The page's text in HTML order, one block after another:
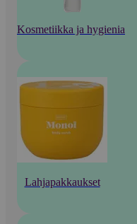
Kosmetiikka ja hygienia
Lahjapakkaukset